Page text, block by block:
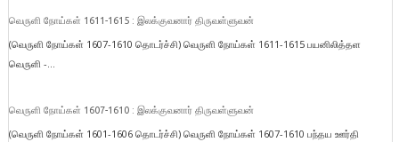
வெருளி நோய்கள் 1611-1615 : இலக்குவனார் திருவள்ளுவன்
(வெருளி நோய்கள் 1607-1610 தொடர்ச்சி) வெருளி நோய்கள் 1611-1615 பயனிலித்தள
வெருளி -...
வெருளி நோய்கள் 1607-1610 : இலக்குவனார் திருவள்ளுவன்
(வெருளி நோய்கள் 1601-1606 தொடர்ச்சி) வெருளி நோய்கள் 1607-1610 பந்தய ஊர்தி